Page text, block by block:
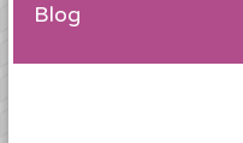
Blog